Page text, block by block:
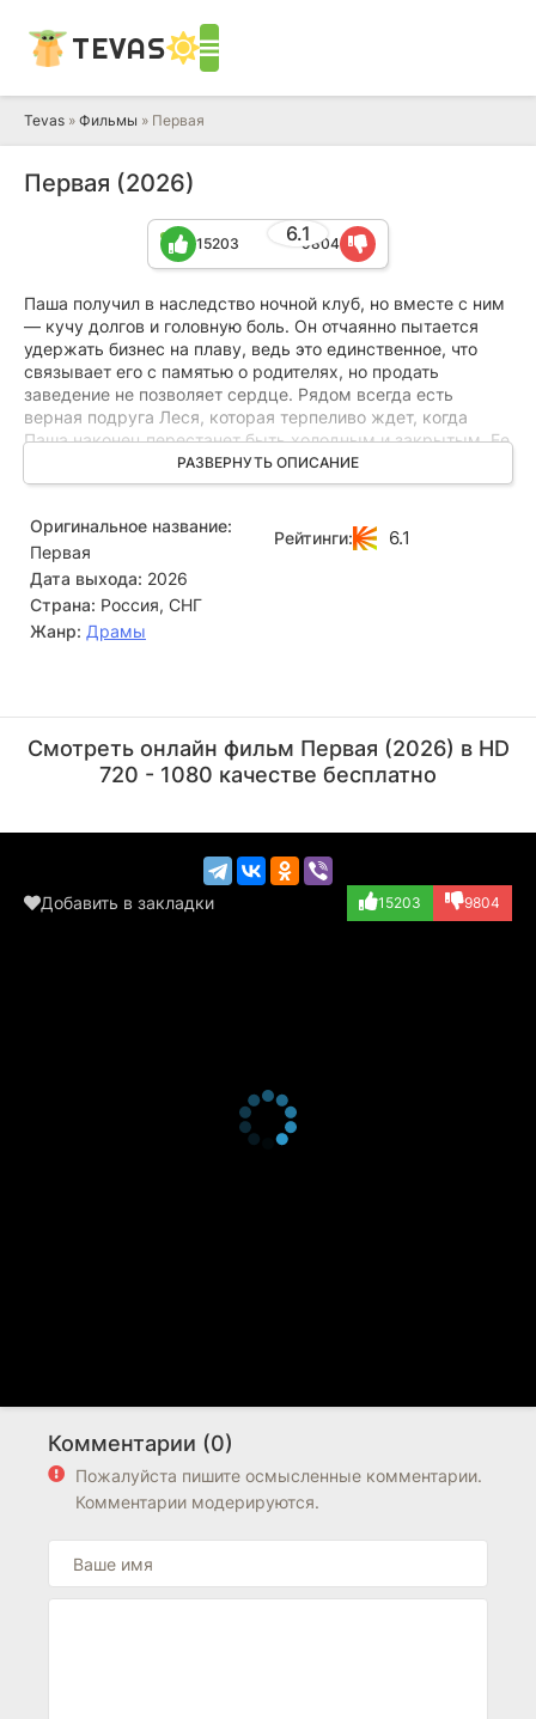
TEVAS
Tevas » Фильмы » Первая
Первая (2026)
6.1
15203 9804
Паша получил в наследство ночной клуб, но вместе с ним
— кучу долгов и головную боль. Он отчаянно пытается
удержать бизнес на плаву, ведь это единственное, что
связывает его с памятью о родителях, но продать
заведение не позволяет сердце. Рядом всегда есть
верная подруга Леся, которая терпеливо ждет, когда
Паша наконец перестанет быть холодным и закрытым. Ее
надежды начинают сбываться в тот момент, когда она
знакомит его со своей подругой Алисой. С появлением
голову. Алиса и не думает брать ответственность за того,
кого приручила. Она становится первой, кто сумел
растопить лед в груди Паши, но цена этого пробуждения
— полное безумие и хаос.
РАЗВЕРНУТЬ ОПИСАНИЕ
Оригинальное название:
Первая
Дата выхода: 2026
Страна: Россия, СНГ
Жанр: Драмы
Рейтинги: 6.1
(Роман Викторови...)
Флоринская
Актёр
(Антонина)
Смотреть онлайн фильм Первая (2026) в HD
720 - 1080 качестве бесплатно
Добавить в закладки 15203 9804
Комментарии (0)
Пожалуйста пишите осмысленные комментарии.
Комментарии модерируются.